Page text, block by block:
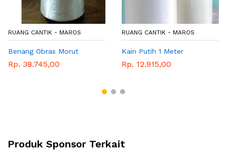
RUANG CANTIK - MAROS
Benang Obras Morut
Rp. 38.745,00
RUANG CANTIK - MAROS
Kain Putih 1 Meter
Rp. 12.915,00
Produk Sponsor Terkait